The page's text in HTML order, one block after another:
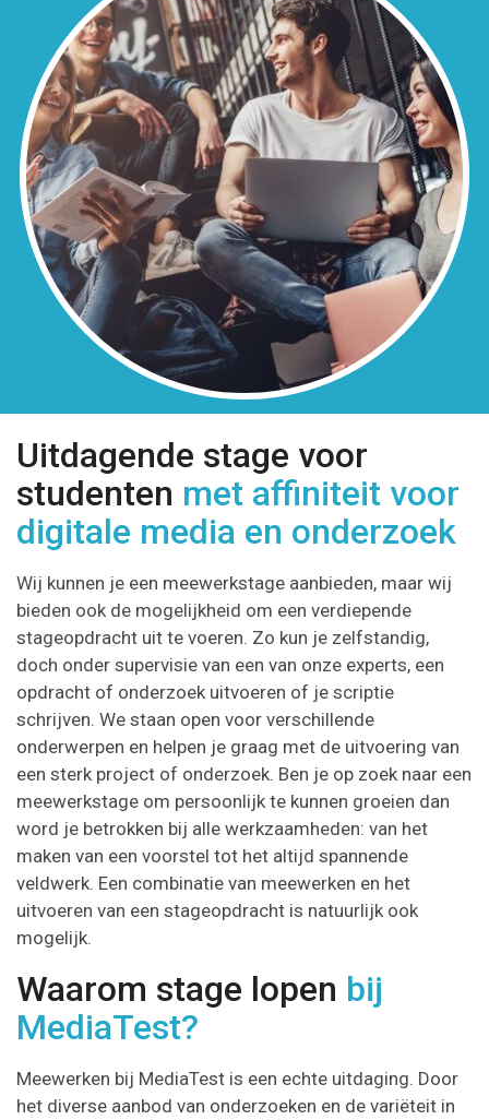
Uitdagende stage voor
studenten met affiniteit voor
digitale media en onderzoek
Wij kunnen je een meewerkstage aanbieden, maar wij
bieden ook de mogelijkheid om een verdiepende
stageopdracht uit te voeren. Zo kun je zelfstandig,
doch onder supervisie van een van onze experts, een
opdracht of onderzoek uitvoeren of je scriptie
schrijven. We staan open voor verschillende
onderwerpen en helpen je graag met de uitvoering van
een sterk project of onderzoek. Ben je op zoek naar een
meewerkstage om persoonlijk te kunnen groeien dan
word je betrokken bij alle werkzaamheden: van het
maken van een voorstel tot het altijd spannende
veldwerk. Een combinatie van meewerken en het
uitvoeren van een stageopdracht is natuurlijk ook
mogelijk.
Waarom stage lopen bij
MediaTest?
Meewerken bij MediaTest is een echte uitdaging. Door
het diverse aanbod van onderzoeken en de variëteit in